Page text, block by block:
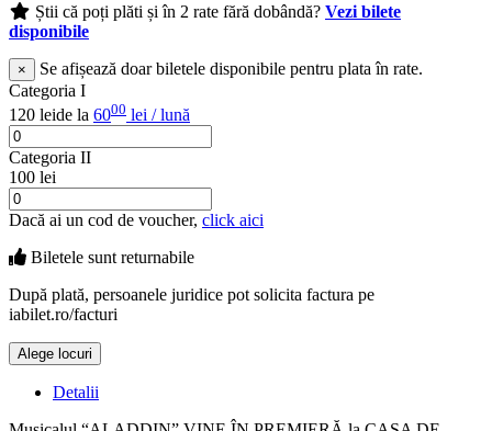
Știi că poți plăti și în 2 rate fără dobândă? Vezi bilete
disponibile
×
Se afișează doar biletele disponibile pentru plata în rate.
Categoria I
120 leide la 6000 lei / lună
Categoria II
100 lei
Dacă ai un cod de voucher, click aici
Biletele sunt returnabile
După plată, persoanele juridice pot solicita factura pe
iabilet.ro/facturi
Alege locuri
Detalii